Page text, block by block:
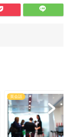
英会話